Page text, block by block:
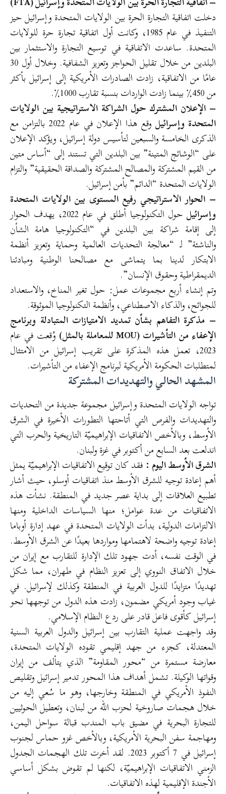
دخلت اتفاقية التجارة الحرة بين الولايات المتحدة وإسرائيل حيز
التنفيذ في عام 1985، وكانت أول اتفاقية تجارة حرة للولايات
المتحدة. ساعدت الاتفاقية في توسيع التجارة والاستثمار بين
البلدين من خلال تقليل الحواجز وتعزيز الشفافية. وخلال أول 30
عامًا من الاتفاقية، زادت الصادرات الأمريكية إلى إسرائيل بأكثر
من 450٪ بينما زادت الواردات بنسبة تقارب 1000٪.
– الإعلان المشترك حول الشراكة الاستراتيجية بين الولايات
المتحدة وإسرائيل
وقع هذا الإعلان في عام 2022 بالتزامن مع
الذكرى الخامسة والسبعين لتأسيس دولة إسرائيل، ويؤكد الإعلان
على “الوشائج المتينة” بين البلدين التي تستند إلى “أساس متين
من القيم المشتركة والمصالح المشتركة والصداقة الحقيقية” والتزام
الولايات المتحدة “الدائم” بأمن إسرائيل.
– الحوار الاستراتيجي رفيع المستوى بين الولايات المتحدة
وإسرائيل
حول التكنولوجيا أطلق في عام 2022، يهدف الحوار
إلى إقامة شراكة بين البلدين في “التكنولوجيا هامة الشأن
والناشئة” لـ “معالجة التحديات العالمية وحماية وتعزيز أنظمة
الابتكار لدينا بما يتماشى مع مصالحنا الوطنية ومبادئنا
الديمقراطية وحقوق الإنسان”.
وتم إنشاء أربع مجموعات عمل: حول تغير المناخ، والاستعداد
للجوائح، والذكاء الاصطناعي، وأنظمة التكنولوجيا الموثوقة.
– مذكرة التفاهم بشأن تمديد الامتيازات المتبادلة وبرنامج
الإعفاء من التأشيرات (MOU للمعاملة بالمثل)
وُقعت في عام
2023، تعمل هذه المذكرة على تقريب إسرائيل من الامتثال
لمتطلبات الحكومة الأمريكية لبرنامج الإعفاء من التأشيرات.
المشهد الحالي والتهديدات المشتركة
تواجه الولايات المتحدة وإسرائيل مجموعة جديدة من التحديات
والتهديدات والفرص التي أتاحتها التطورات الأخيرة في الشرق
الأوسط، وبالأخص الاتفاقيات الإبراهيميّة التاريخية والحرب التي
اندلعت بعد السابع من أكتوبر في غزة ولبنان.
الشرق الأوسط اليوم : فقد كان توقيع الاتفاقيات الإبراهيميّة يمثل
أهم إعادة توجيه للشرق الأوسط منذ اتفاقيات أوسلو، حيث أشار
تطبيع العلاقات إلى بداية عصر جديد في المنطقة. نشأت هذه
الاتفاقيات من عدة عوامل؛ منها السياسات الداخلية ومنها
الالتزامات الدولية، بدأت الولايات المتحدة في عهد إدارة أوباما
إعادة توجيه واضحة لاهتمامها ومواردها بعيدًا عن الشرق الأوسط.
في الوقت نفسه، أدت جهود تلك الإدارة للتقارب مع إيران من
خلال الاتفاق النووي إلى تعزيز النظام في طهران، مما شكل
تهديدًا متزايدًا للدول العربية في المنطقة وكذلك لإسرائيل. في
غياب وجود أمريكي مضمون، زادت هذه الدول من توجهها نحو
إسرائيل كأقوى فاعل قادر على ردع النظام الإسلامي.
وقد واجهت عملية التقارب بين إسرائيل والدول العربية السنية
المعتدلة، كجزء من جهد إقليمي تقوده الولايات المتحدة،
معارضة مستمرة من “محور المقاومة” الذي يتألف من إيران
وقواتها الوكيلة. تشمل أهداف هذا المحور تدمير إسرائيل وتقليص
النفوذ الأمريكي في المنطقة وخارجها، وهو ما سُعي إليه من
خلال هجمات صاروخية لحزب الله من لبنان، وتعطيل الحوثيين
للتجارة البحرية في مضيق باب المندب قبالة سواحل اليمن،
ومهاجمة سفن البحرية الأمريكية، وبالأخص غزو حماس لجنوب
إسرائيل في 7 أكتوبر 2023. لقد أخرت تلك الهجمات الجدول
الزمني الاتفاقيات الإبراهيميّة، لكنها لم تقوض بشكل أساسي
الأجندة الإقليمية لهذه الاتفاقيات.